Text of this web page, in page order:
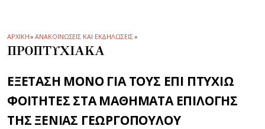
ΑΡΧΙΚΗ» ΑΝΑΚΟΙΝΩΣΕΙΣ ΚΑΙ ΕΚΔΗΛΩΣΕΙΣ»
ΠΡΟΠΤΥΧΙΑΚΑ
ΕΞΕΤΑΣΗ ΜΟΝΟ ΓΙΑ ΤΟΥΣ ΕΠΙ ΠΤΥΧΙΩ
ΦΟΙΤΗΤΕΣ ΣΤΑ ΜΑΘΗΜΑΤΑ ΕΠΙΛΟΓΗΣ
ΤΗΣ ΞΕΝΙΑΣ ΓΕΩΡΓΟΠΟΥΛΟΥ